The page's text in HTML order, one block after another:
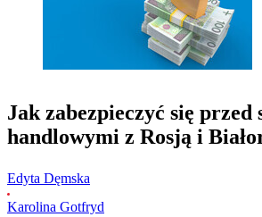
Jak zabezpieczyć się przed
handlowymi z Rosją i
Edyta Dęmska
Karolina Gotfryd